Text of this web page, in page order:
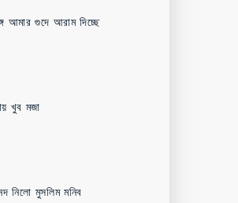
আমার গুদে আরাম দিচ্ছে
খুব মজা
নিলো মুসলিম মনিব